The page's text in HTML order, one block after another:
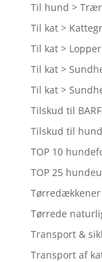
Til hund >
Til kat >
Til kat >
Til kat >
Til kat >
Tilskud til BARF
Tilskud til
TOP 10
TOP 25
Tørredækkener
Tørrede
Transport &
Transport af